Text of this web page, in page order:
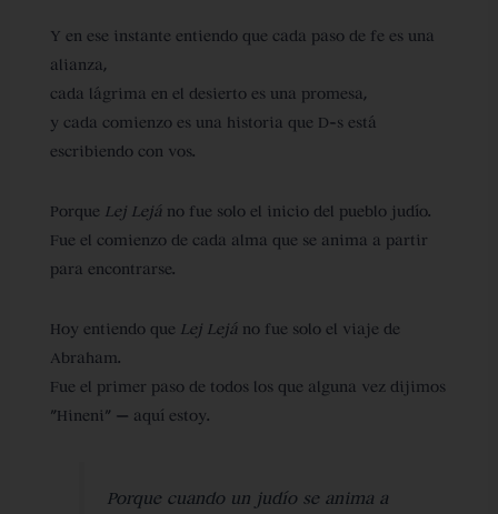
Y en ese instante entiendo que cada paso de fe es una
alianza,
cada lágrima en el desierto es una promesa,
y cada comienzo es una historia que D-s está
escribiendo con vos.
Porque Lej Lejáno fue solo el inicio del pueblo judío.
Fue el comienzo de cada alma que se anima a partir
para encontrarse.
Hoy entiendo que Lej Lejáno fue solo el viaje de
Abraham.
Fue el primer paso de todos los que alguna vez dijimos
“Hineni” — aquí estoy.
Porque cuando un judío se anima a